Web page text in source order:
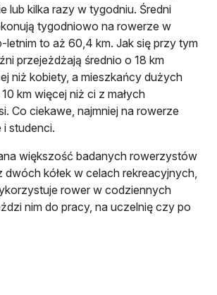
lub kilka razy w tygodniu. Średni
tygodniowo na rowerze w
letnim to aż 60,4 km. Jak się przy tym
przejeżdżają średnio o 18 km
niż kobiety, a mieszkańcy dużych
km więcej niż ci z małych
Co ciekawe, najmniej na rowerze
studenci.
większość badanych rowerzystów
kółek w celach rekreacyjnych,
rower w codziennych
nim do pracy, na uczelnię czy po